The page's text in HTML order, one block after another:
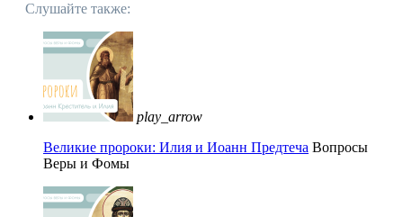
Слушайте также:
play_arrow
Великие пророки: Илия и Иоанн Предтеча Вопросы
Веры и Фомы